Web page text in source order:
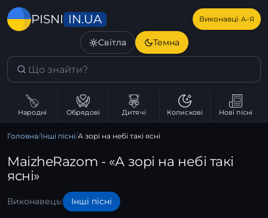
PISNI IN.UA Виконавці·А–Я
Світла Темна
Народні Обрядові Дитячі Колискові Нові пісні
Головна/Інші пісні/А зорі на небі такі ясні
MaizheRazom - «А зорі на небі такі
ясні»
Виконавець: Інші пісні